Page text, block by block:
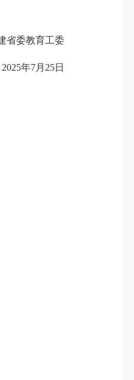
委教育工委
年7月25日